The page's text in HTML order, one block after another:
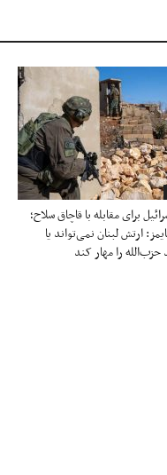
برای مقابله با قاچاق سلاح؛
ارتش لبنان نمی‌تواند یا
را مهار کند